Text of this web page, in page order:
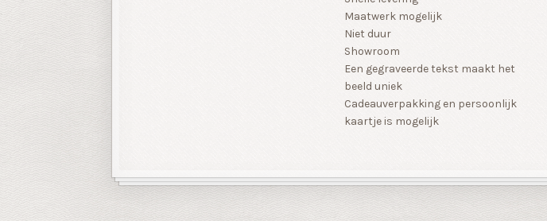
Maatwerk mogelijk
Niet duur
Showroom
Een gegraveerde tekst maakt het
beeld uniek
Cadeauverpakking en persoonlijk
kaartje is mogelijk